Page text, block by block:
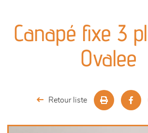
séjours
meubles de complément
Canapé fixe 3
Ovalee
Retour liste